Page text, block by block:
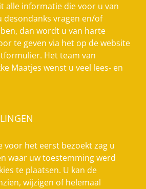
alle informatie die voor u van
desondanks vragen en/of
dan wordt u van harte
te geven via het op de website
Het team van
Maatjes wenst u veel lees- en
voor het eerst bezoekt zag u
waar uw toestemming werd
te plaatsen. U kan de
wijzigen of helemaal